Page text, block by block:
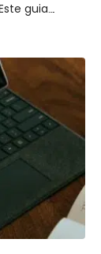
guia
transformar